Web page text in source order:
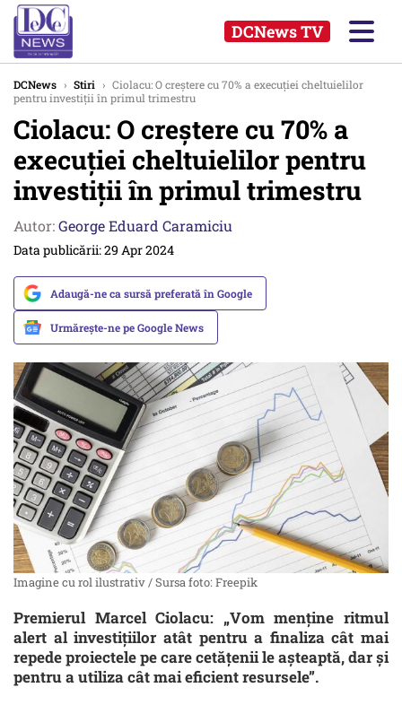
DCNews TV
DCNews › Stiri › Ciolacu: O creștere cu 70% a execuției cheltuielilor
pentru investiții în primul trimestru
Ciolacu: O creștere cu 70% a
execuției cheltuielilor pentru
investiții în primul trimestru
Autor:George Eduard Caramiciu
Data publicării: 29 Apr 2024
Adaugă-ne ca sursă preferată în Google
Urmărește-ne pe Google News
Imagine cu rol ilustrativ / Sursa foto: Freepik
Premierul Marcel Ciolacu: „Vom menține ritmul
alert al investițiilor atât pentru a finaliza cât mai
repede proiectele pe care cetățenii le așteaptă, dar și
pentru a utiliza cât mai eficient resursele”.